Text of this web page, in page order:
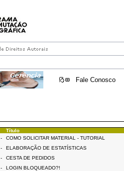
Fale Conosco
Título
-
COMO SOLICITAR MATERIAL - TUTORIAL
-
ELABORAÇÃO DE ESTATÍSTICAS
-
CESTA DE PEDIDOS
- LOGIN BLOQUEADO?!